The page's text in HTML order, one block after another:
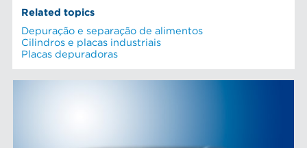
Related topics
Depuração e separação de alimentos
Cilindros e placas industriais
Placas depuradoras